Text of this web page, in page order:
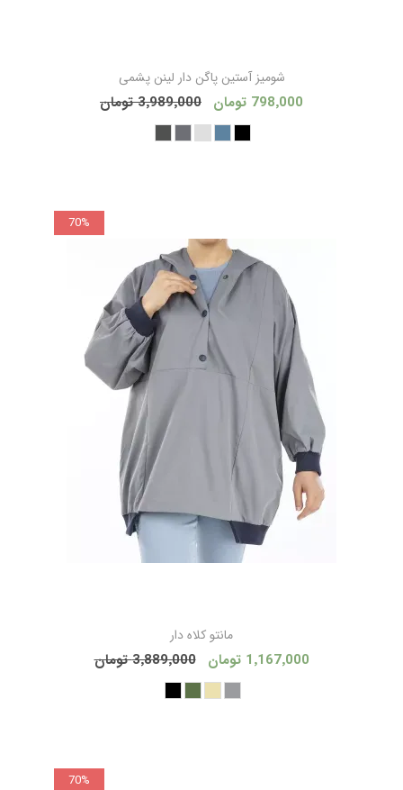
شوميز آستين پاگن دار لينن پشمی
798٬000 تومان 3٬989٬000 تومان
70%
مانتو كلاه دار
1٬167٬000 تومان 3٬889٬000 تومان
70%